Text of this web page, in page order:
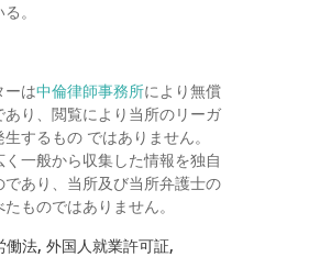
。
ーは中倫律師事務所により無償
り、閲覧により当所のリーガ
するもの ではありません。
一般から収集した情報を独自
であり、当所及び当所弁護士の
ものではありません。
働法, 外国人就業許可証,